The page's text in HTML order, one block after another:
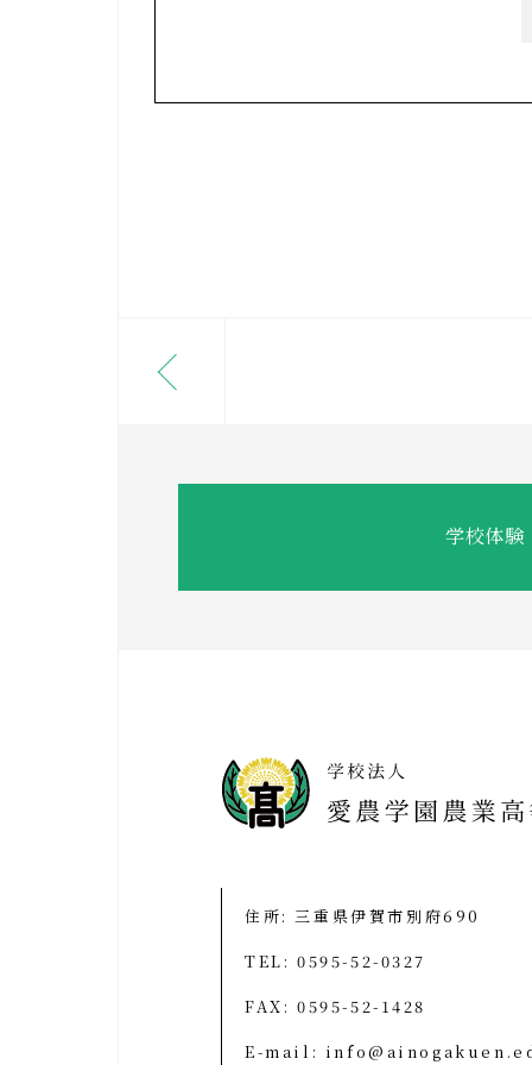
学校体験
住所: 三重県伊賀市別府690
TEL: 0595-52-0327
FAX: 0595-52-1428
E-mail: